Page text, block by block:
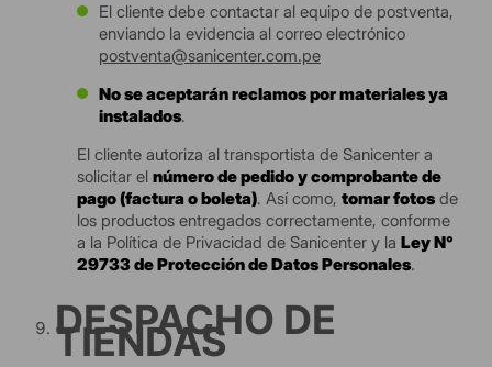
El cliente debe contactar al equipo de postventa,
enviando la evidencia al correo electrónico
postventa@sanicenter.com.pe
No se aceptarán reclamos por materiales ya
instalados.
El cliente autoriza al transportista de Sanicenter a
solicitar el número de pedido y comprobante de
pago (factura o boleta). Así como, tomar fotos de
los productos entregados correctamente, conforme
a la Política de Privacidad de Sanicenter y la Ley N°
29733 de Protección de Datos Personales.
DESPACHO DE
TIENDAS